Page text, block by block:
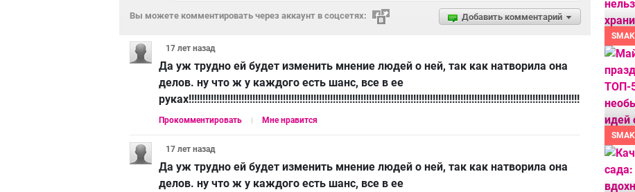
Добавить комментарий
Вы можете комментировать через аккаунт в соцсетях:
17 лет назад
Да уж трудно ей будет изменить мнение людей о ней, так как натворила она
делов. ну что ж у каждого есть шанс, все в ее
Прокомментировать Мне нравится
17 лет назад
Да уж трудно ей будет изменить мнение людей о ней, так как натворила она
делов. ну что ж у каждого есть шанс, все в ее
SMAK
SMAK